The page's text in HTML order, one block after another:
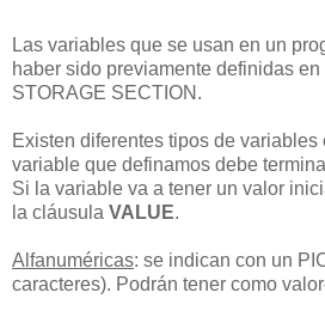
Las variables que se usan en un
haber sido previamente definidas
STORAGE SECTION.
Existen diferentes tipos de variables
variable que definamos debe
Si la variable va a tener un valor
la cláusula VALUE.
Alfanuméricas: se indican con un
caracteres). Podrán tener como